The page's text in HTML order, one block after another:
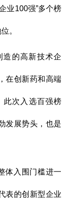
业100强”多个榜
。
的高新技术企
在创新药和高端
此次入选百强榜
发展势头，也是
体入围门槛进一
表的创新型企业